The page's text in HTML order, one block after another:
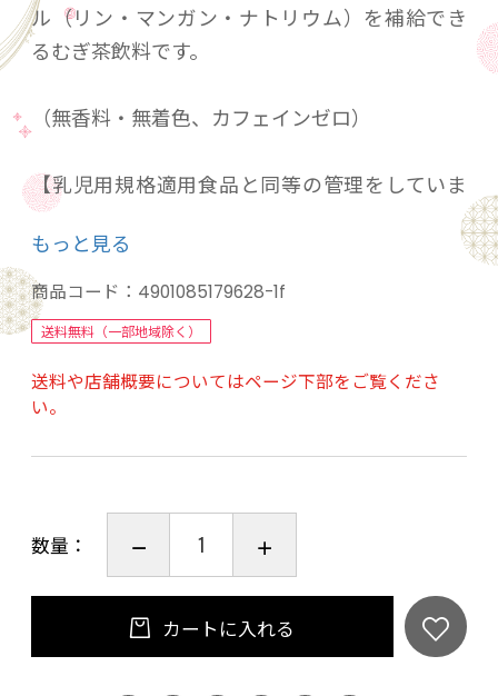
ル（リン・マンガン・ナトリウム）を補給でき
るむぎ茶飲料です。
（無香料・無着色、カフェインゼロ）
【乳児用規格適用食品と同等の管理をしていま
す。】
【原材料】
大麦(カナダ、オーストラリア、その他)、飲用海
洋深層水、麦芽 / ビタミンC
【栄養成分表示】
エネルギー 0kcal、たんぱく質 0g、脂質 0g、炭
もっと見る
商品コード： 4901085179628-1f
送料無料（一部地域除く）
送料や店舗概要についてはページ下部をご覧くださ
い。
数量：
カートに入れる